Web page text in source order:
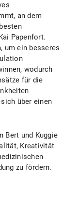
an dem
Papenfort.
um ein besseres
wodurch
für die
über einen
Bert und Kuggie
Kreativität
zu fördern.